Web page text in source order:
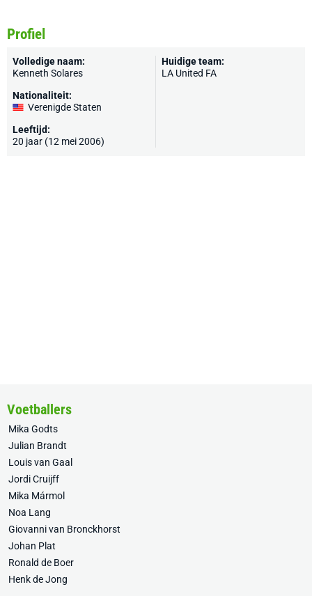
Profiel
Volledige naam:
Kenneth Solares
Nationaliteit:
Verenigde Staten
Leeftijd:
20 jaar (12 mei 2006)
Huidige team:
LA United FA
Voetballers
Mika Godts
Julian Brandt
Louis van Gaal
Jordi Cruijff
Mika Mármol
Noa Lang
Giovanni van Bronckhorst
Johan Plat
Ronald de Boer
Henk de Jong